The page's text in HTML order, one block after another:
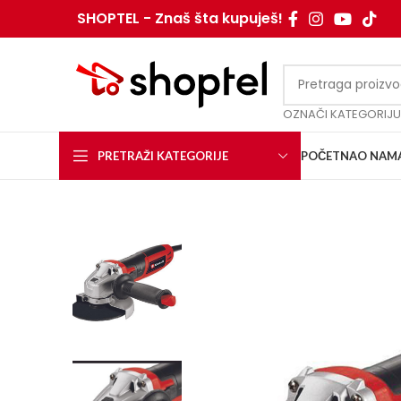
SHOPTEL - Znaš šta kupuješ!
OZNAČI KATEGORIJU
PRETRAŽI KATEGORIJE POČETNAO